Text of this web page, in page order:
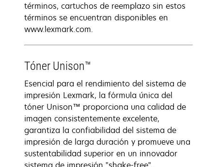
términos, cartuchos de reemplazo sin estos
términos se encuentran disponibles en
www.lexmark.com.
Tóner Unison™
Esencial para el rendimiento del sistema de
impresión Lexmark, la fórmula única del
tóner Unison™ proporciona una calidad de
imagen consistentemente excelente,
garantiza la confiabilidad del sistema de
impresión de larga duración y promueve una
sustentabilidad superior en un innovador